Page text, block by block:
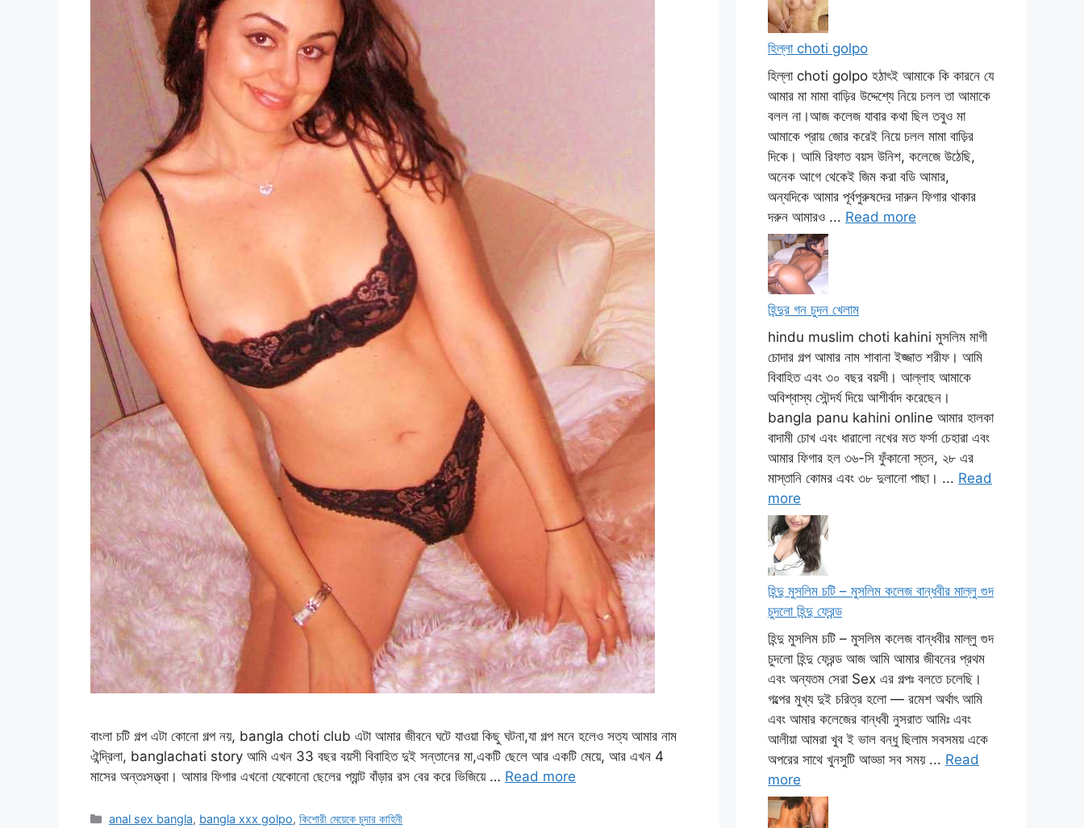
বাংলা চটি গল্প এটা কোনো গল্প নয়, bangla choti club এটা আমার জীবনে ঘটে যাওয়া কিছু ঘটনা,যা গল্প মনে হলেও সত্য আমার নাম
ঐন্দ্রিলা, banglachati story আমি এখন 33 বছর বয়সী বিবাহিত দুই সন্তানের মা,একটি ছেলে আর একটি মেয়ে, আর এখন 4
মাসের অন্তঃসত্ত্বা। আমার ফিগার এখনো যেকোনো ছেলের প্যান্ট বাঁড়ার রস বের করে ভিজিয়ে … Read more
Categories
anal sex bangla, bangla xxx golpo,কিশোরী মেয়েকে চুদার কাহিনী
হিল্লা choti golpo
হিল্লা choti golpo হঠাৎই আমাকে কি কারনে যে
আমার মা মামা বাড়ির উদ্দেশ্যে নিয়ে চলল তা আমাকে
বলল না।আজ কলেজ যাবার কথা ছিল তবুও মা
আমাকে প্রায় জোর করেই নিয়ে চলল মামা বাড়ির
দিকে। আমি রিফাত বয়স উনিশ, কলেজে উঠেছি,
অনেক আগে থেকেই জিম করা বডি আমার,
অন্যদিকে আমার পূর্বপুরুষদের দারুন ফিগার থাকার
দরুন আমারও ... Read more
হিন্দুর গন চুদন খেলাম
hindu muslim choti kahini মুসলিম মাগী
চোদার গল্প আমার নাম শাবানা ইজ্জাত শরীফ। আমি
বিবাহিত এবং ৩০ বছর বয়সী। আল্লাহ আমাকে
অবিশ্বাস্য সৌন্দর্য দিয়ে আশীর্বাদ করেছেন।
bangla panu kahini online আমার হালকা
বাদামী চোখ এবং ধারালো নখের মত ফর্সা চেহারা এবং
আমার ফিগার হল ৩৬-সি ফুঁকানো স্তন, ২৮ এর
মাস্তানি কোমর এবং ৩৮ দুলানো পাছা। ... Read
more
হিন্দু মুসলিম চটি – মুসলিম কলেজ বান্ধবীর মাল্লু গুদ
চুদলো হিন্দু ফ্রেন্ড
হিন্দু মুসলিম চটি – মুসলিম কলেজ বান্ধবীর মাল্লু গুদ
চুদলো হিন্দু ফ্রেন্ড আজ আমি আমার জীবনের প্রথম
এবং অন্যতম সেরা Sex এর গল্পঃ বলতে চলেছি।
গল্পের মুখ্য দুই চরিত্র হলো — রমেশ অর্থাৎ আমি
এবং আমার কলেজের বান্ধবী নুসরাত আমিঃ এবং
আলীয়া আমরা খুব ই ভাল বন্ধু ছিলাম সবসময় একে
অপরের সাথে খুনসুটি আড্ডা সব সময় ... Read
more